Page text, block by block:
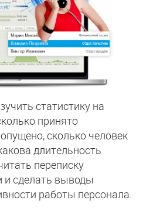
статистику на
принято
сколько человек
длительность
переписку
и сделать выводы
работы персонала.